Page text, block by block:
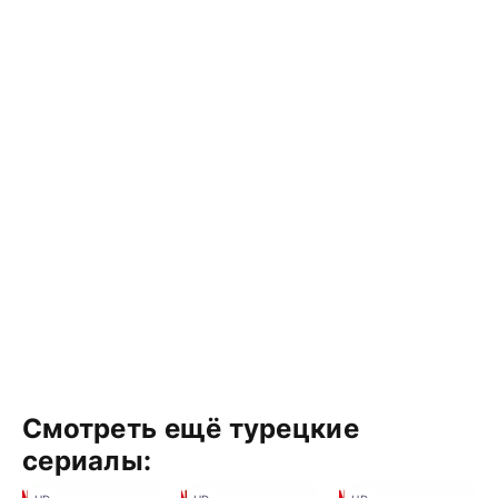
Смотреть ещё турецкие
сериалы: